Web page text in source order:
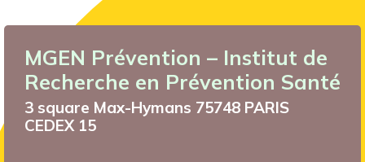
MGEN Prévention – Institut de
Recherche en Prévention Santé
3 square Max-Hymans 75748 PARIS
CEDEX 15